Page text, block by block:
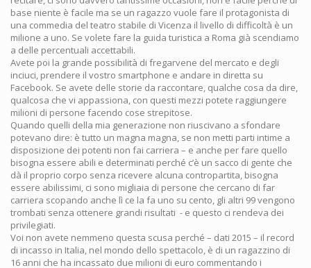
base niente è facile ma se un ragazzo vuole fare il protagonista di
una commedia del teatro stabile di Vicenza il livello di difficoltà è un
milione a uno. Se volete fare la guida turistica a Roma già scendiamo
a delle percentuali accettabili.
Avete poi la grande possibilità di fregarvene del mercato e degli
inciuci, prendere il vostro smartphone e andare in diretta su
Facebook. Se avete delle storie da raccontare, qualche cosa da dire,
qualcosa che vi appassiona, con questi mezzi potete raggiungere
milioni di persone facendo cose strepitose.
Quando quelli della mia generazione non riuscivano a sfondare
potevano dire: è tutto un magna magna, se non metti parti intime a
disposizione dei potenti non fai carriera – e anche per fare quello
bisogna essere abili e determinati perché c’è un sacco di gente che
dà il proprio corpo senza ricevere alcuna contropartita, bisogna
essere abilissimi, ci sono migliaia di persone che cercano di far
carriera scopando anche lì ce la fa uno su cento, gli altri 99 vengono
trombati senza ottenere grandi risultati - e questo ci rendeva dei
privilegiati.
Voi non avete nemmeno questa scusa perché – dati 2015 – il record
di incasso in Italia, nel mondo dello spettacolo, è di un ragazzino di
16 anni che ha incassato due milioni di euro commentando i